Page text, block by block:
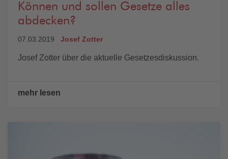
Können und sollen Gesetze alles
abdecken?
07.03.2019 Josef Zotter
Josef Zotter über die aktuelle Gesetzesdiskussion.
mehr lesen